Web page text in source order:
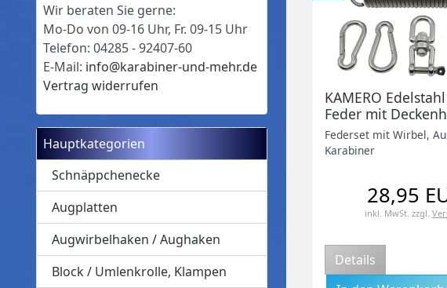
Wir beraten Sie gerne:
Mo-Do von 09-16 Uhr, Fr. 09-15 Uhr
Telefon: 04285 - 92407-60
E-Mail: info@karabiner-und-mehr.de
Vertrag widerrufen
Hauptkategorien
Schnäppchenecke
Augplatten
Augwirbelhaken / Aughaken
Block / Umlenkrolle, Klampen
KAMERO
Feder mit
sanftes
geeignet für
Federset mit Wirbel,
Karabiner
28,95
inkl. MwSt. zzgl.
Details